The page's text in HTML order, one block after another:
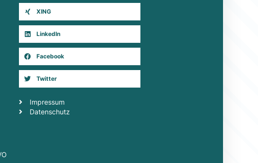
XING
LinkedIn
Facebook
Twitter
Impressum
Datenschutz